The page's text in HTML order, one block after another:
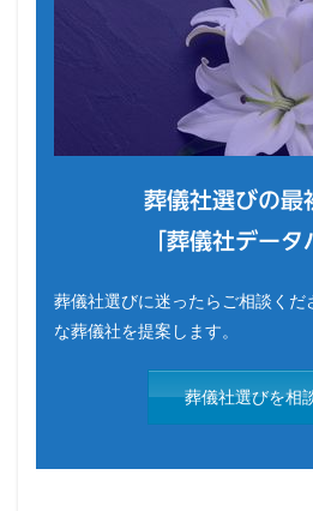
葬儀社選びの最
「葬儀社データ
葬儀社選びに迷ったらご相談くだ
な葬儀社を提案します。
葬儀社選びを相